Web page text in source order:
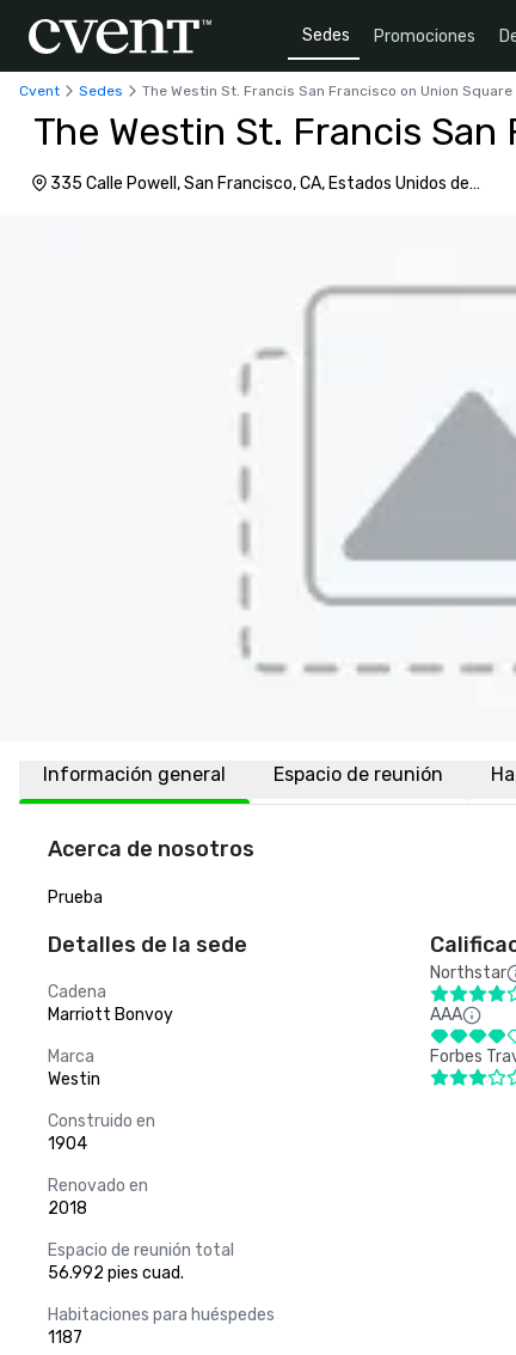
Sedes Promociones
Cvent Sedes The Westin St. Francis San Francisco on Union Square
The Westin St. Francis
335 Calle Powell, San Francisco, CA, Estados Unidos de
Información general Espacio de reunión
Acerca de nosotros
Prueba
Detalles de la sede
Cadena
Marriott Bonvoy
Marca
Westin
Construido en
1904
Renovado en
2018
Espacio de reunión total
56.992 pies cuad.
Habitaciones para huéspedes
1187
Northstar
AAA
Forbes